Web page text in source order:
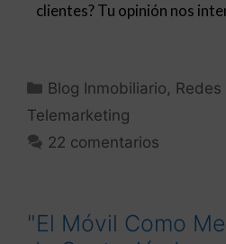
clientes? Tu opinión nos
Blog Inmobiliario,
Telemarketing
22 comentarios
"El Móvil Como